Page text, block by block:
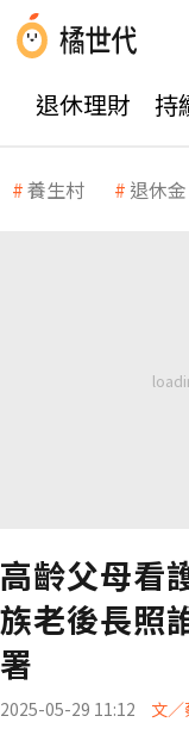
退休理財 持
養生村 退休金
高齡父母看
族老後長照
署
2025-05-29 11:12 文／